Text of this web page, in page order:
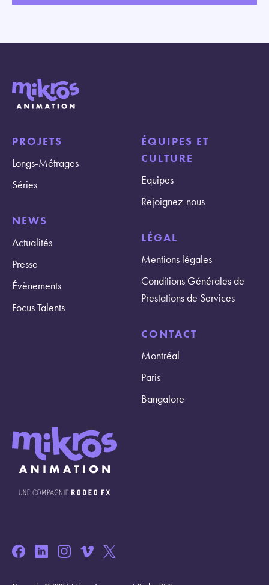
PROJETS
Longs-Métrages
Séries
NEWS
Actualités
Presse
Évènements
Focus Talents
ÉQUIPES ET
CULTURE
Equipes
Rejoignez-nous
LÉGAL
Mentions légales
Conditions Générales de
Prestations de Services
CONTACT
Montréal
Paris
Bangalore